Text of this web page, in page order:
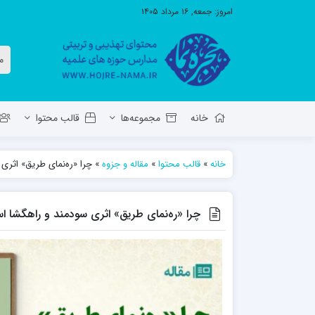
امروز: جمعه, ۱۶ مرداد ۱۴۰۵
خانه مجموعه‌ها قالب محتوا
معاونت تهذیب استان آ.ش
حوزه علمیه حضرت ولی عصر عج بناب
مدرسه علمیه صاحب الزمان عج مرند
مدرسه
خانه» قالب محتوا» مقاله و جزوه» چرا «ره‌نمای طریق»
چرا «ره‌نمای طریق» اثری سودمند و راهگشا